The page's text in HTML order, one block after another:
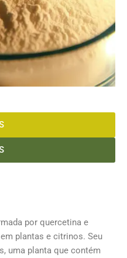
por quercetina e
plantas e citrinos. Seu
uma planta que contém